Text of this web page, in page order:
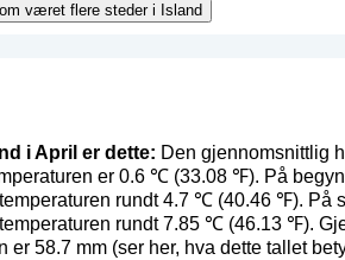
været flere steder i Island
i April er dette: Den gjennomsnittlig
er 0.6 ℃ (33.08 ℉). På
rundt 4.7 ℃ (40.46 ℉). På
rundt 7.85 ℃ (46.13 ℉).
er 58.7 mm (ser her, hva dette tallet